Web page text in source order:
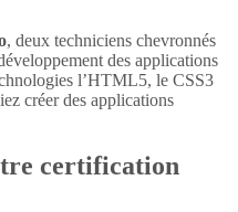
, deux techniciens chevronnés
des applications
l’HTML5, le CSS3
créer des applications
certification